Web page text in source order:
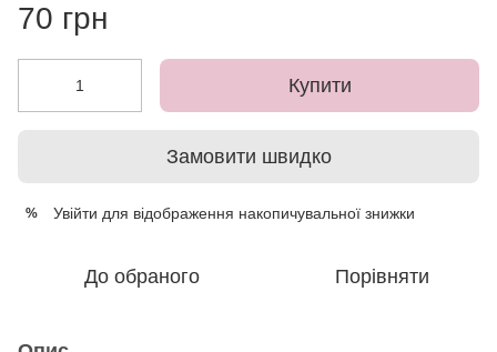
70 грн
Купити
Замовити швидко
% Увійти для відображення накопичувальної знижки
До обраного Порівняти